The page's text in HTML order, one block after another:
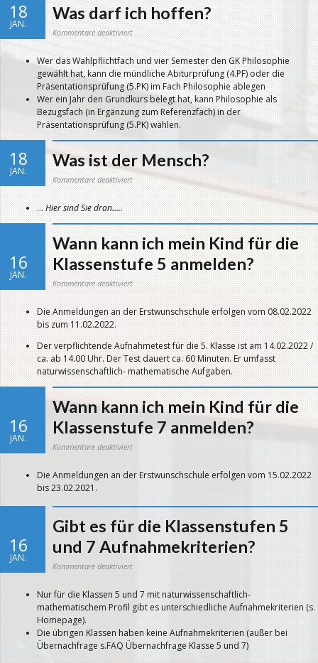
18
JAN.
Was darf ich hoffen?
Kommentare deaktiviertfür
Was
darf
ich
hoffen?
Wer das Wahlpflichtfach und vier Semester den GK Philosophie
gewählt hat, kann die mündliche Abiturprüfung (4.PF) oder die
Präsentationsprüfung (5.PK) im Fach Philosophie ablegen
Wer ein Jahr den Grundkurs belegt hat, kann Philosophie als
Bezugsfach (in Ergänzung zum Referenzfach) in der
Präsentationsprüfung (5.PK) wählen.
18
JAN.
Was ist der Mensch?
Kommentare deaktiviertfür
… Hier sind Sie dran…..
16
JAN.
Wann kann ich mein Kind für die
Klassenstufe 5 anmelden?
Kommentare deaktiviertfür
mein
Kind
Klassenstufe
5
anmelden?
Die Anmeldungen an der Erstwunschschule erfolgen vom 08.02.2022
bis zum 11.02.2022.
Der verpflichtende Aufnahmetest für die 5. Klasse ist am 14.02.2022 /
ca. ab 14.00 Uhr. Der Test dauert ca. 60 Minuten. Er umfasst
naturwissenschaftlich- mathematische Aufgaben.
16
JAN.
Wann kann ich mein Kind für die
Klassenstufe 7 anmelden?
Kommentare deaktiviertfür
mein
Kind
7
Die Anmeldungen an der Erstwunschschule erfolgen vom 15.02.2022
bis 23.02.2021.
16
JAN.
Gibt es für die Klassenstufen 5
und 7 Aufnahmekriterien?
Kommentare deaktiviertfür
die
Klassenstufen
5
und
Aufnahmekriterien?
Nur für die Klassen 5 und 7 mit naturwissenschaftlich-
mathematischem Profil gibt es unterschiedliche Aufnahmekriterien (s.
Homepage).
Die übrigen Klassen haben keine Aufnahmekriterien (außer bei
Übernachfrage s.FAQ Übernachfrage Klasse 5 und 7)